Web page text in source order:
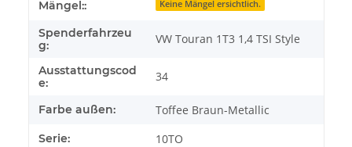
Mängel:: Keine Mängel ersichtlich.
Spenderfahrzeu
g:
VW Touran 1T3 1,4 TSI Style
Ausstattungscod
e:
34
Farbe außen: Toffee Braun-Metallic
Serie: 10TO